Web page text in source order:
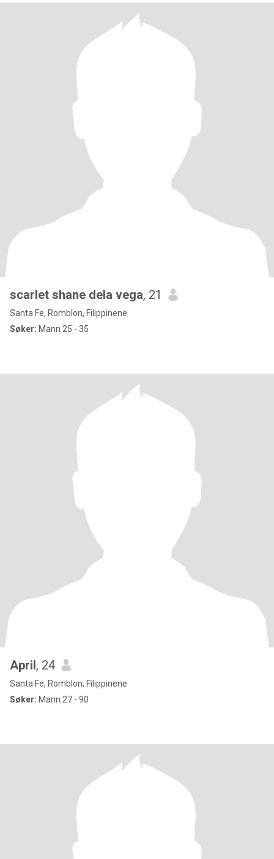
scarlet shane dela vega, 21
Santa Fe, Romblon, Filippinene
Søker: Mann 25 - 35
April, 24
Santa Fe, Romblon, Filippinene
Søker: Mann 27 - 90